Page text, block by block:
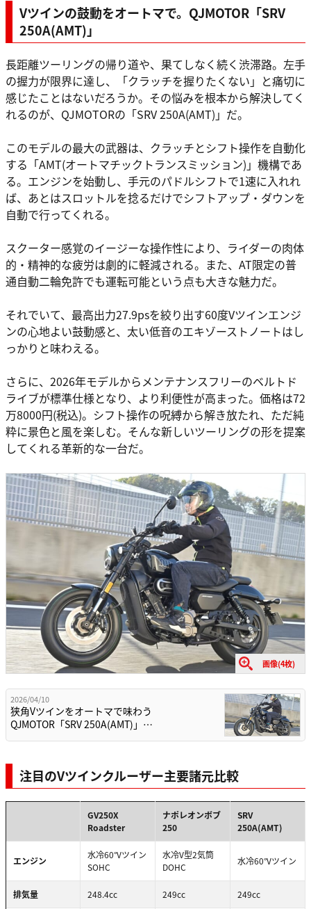
Vツインの鼓動をオートマで。QJMOTOR「SRV
250A(AMT)」
長距離ツーリングの帰り道や、果てしなく続く渋滞路。左手
の握力が限界に達し、「クラッチを握りたくない」と痛切に
感じたことはないだろうか。その悩みを根本から解決してく
れるのが、QJMOTORの「SRV 250A(AMT)」だ。
このモデルの最大の武器は、クラッチとシフト操作を自動化
する「AMT(オートマチックトランスミッション)」機構であ
る。エンジンを始動し、手元のパドルシフトで1速に入れれ
ば、あとはスロットルを捻るだけでシフトアップ・ダウンを
自動で行ってくれる。
スクーター感覚のイージーな操作性により、ライダーの肉体
的・精神的な疲労は劇的に軽減される。また、AT限定の普
通自動二輪免許でも運転可能という点も大きな魅力だ。
それでいて、最高出力27.9psを絞り出す60度Vツインエンジ
ンの心地よい鼓動感と、太い低音のエキゾーストノートはし
っかりと味わえる。
さらに、2026年モデルからメンテナンスフリーのベルトド
ライブが標準仕様となり、より利便性が高まった。価格は72
万8000円(税込)。シフト操作の呪縛から解き放たれ、ただ純
粋に景色と風を楽しむ。そんな新しいツーリングの形を提案
してくれる革新的な一台だ。
画像(4枚)
2026/04/10
狭角Vツインをオートマで味わう
QJMOTOR「SRV 250A(AMT)」…
注目のVツインクルーザー主要諸元比較
GV250X
Roadster
ナポレオンボブ
250
SRV
250A(AMT)
エンジン
水冷60°Vツイン
SOHC
水冷V型2気筒
DOHC
水冷60°Vツイン
排気量 248.4cc 249cc 249cc